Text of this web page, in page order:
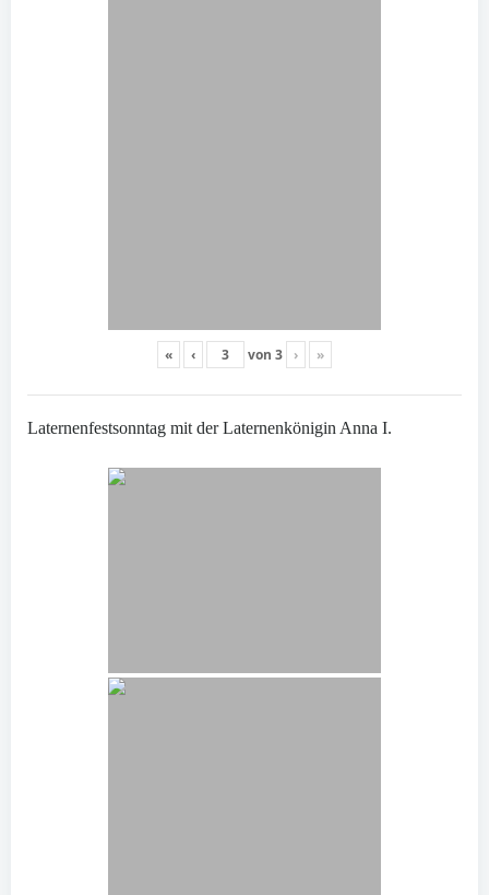
« ‹ von 3 › »
Laternenfestsonntag mit der Laternenkönigin Anna I.